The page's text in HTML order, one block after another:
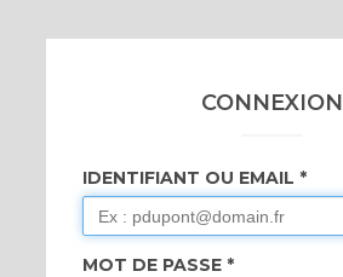
CONNEXION
IDENTIFIANT OU EMAIL
MOT DE PASSE